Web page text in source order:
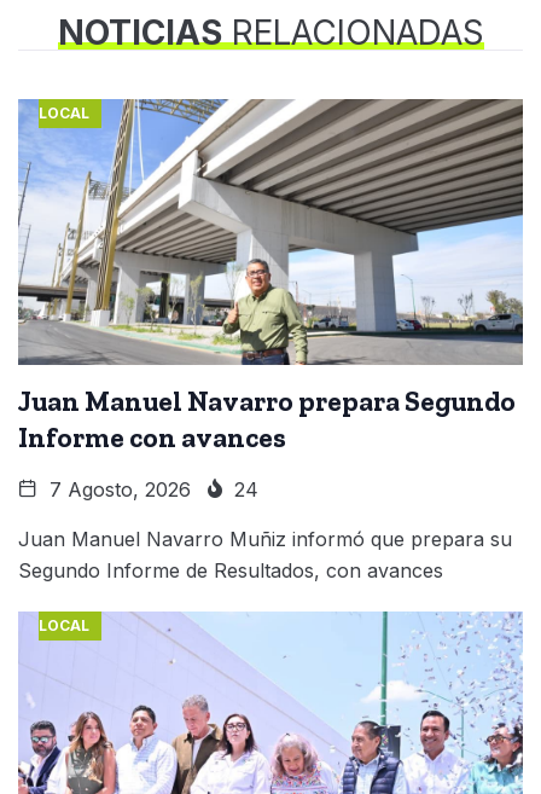
NOTICIASRELACIONADAS
LOCAL
Juan Manuel Navarro prepara Segundo
Informe con avances
7 Agosto, 2026 24
Juan Manuel Navarro Muñiz informó que prepara su
Segundo Informe de Resultados, con avances
LOCAL